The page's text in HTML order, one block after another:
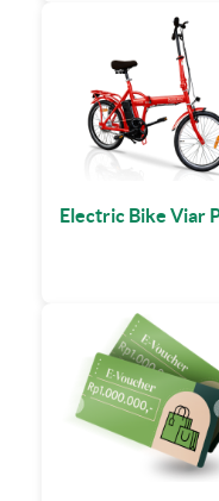
Electric Bike Viar